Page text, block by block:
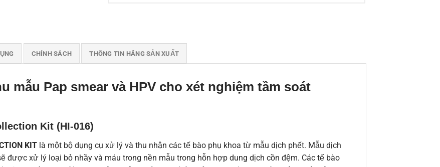
CHÍNH SÁCH THÔNG TIN HÃNG SẢN XUẤT
mẫu Pap smear và HPV cho xét nghiệm tầm soát
Kit (HI-016)
KIT là một bộ dụng cụ xử lý và thu nhận các tế bào phụ khoa từ mẫu dịch phết. Mẫu dịch
được xử lý loại bỏ nhầy và máu trong nền mẫu trong hỗn hợp dung dịch cồn đệm. Các tế bào